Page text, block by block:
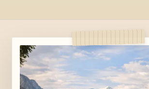
06
Qui est Héma ?